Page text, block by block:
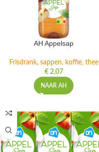
AH Appelsap
Frisdrank, sappen, koffie, thee
€2,07
NAAR AH